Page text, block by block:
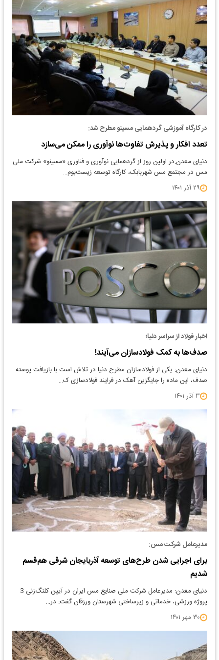
در کارگاه آموزشی گردهمایی مسینو مطرح شد:
تعدد افکار و پذیرش تفاوت‌ها نوآوری را ممکن می‌سازد
دنیای معدن:در اولین روز از گردهمایی نوآوری و فناوری «مسینو» شرکت ملی
مس در مجتمع مس شهربابک، کارگاه توسعه زیست‌بوم…
۲۹ آذر ۱۴۰۱
اخبار فولاد از سراسر دنیا؛
صدف‌ها به کمک فولادسازان می‌آیند!
دنیای معدن: یکی از فولادسازان مطرح دنیا در تلاش است با بازیافت پوسته
صدف، این ماده را جایگزین آهک در فرایند فولادسازی ک…
۳ آذر ۱۴۰۱
مدیرعامل شرکت مس:
برای اجرایی شدن طرح‌های توسعه آذربایجان شرقی هم‌قسم
شدیم
‎دنیای معدن: مدیرعامل شرکت ملی صنایع مس ایران در آیین کلنگ‌زنی 3
پروژه ورزشی، خدماتی و زیرساختی شهرستان ورزقان گفت: در…
۳۰ مهر ۱۴۰۱